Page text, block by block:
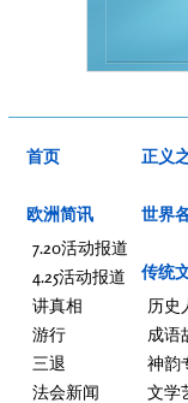
首页
欧洲简讯
7.20活动报道
4.25活动报道
讲真相
游行
三退
法会新闻
正义
世界
传统
历史
成语
神韵
文学